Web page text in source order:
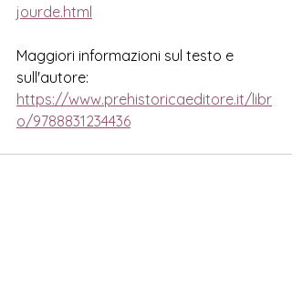
jourde.html
Maggiori informazioni sul testo e
sull'autore:
https://www.prehistoricaeditore.it/libr
o/9788831234436